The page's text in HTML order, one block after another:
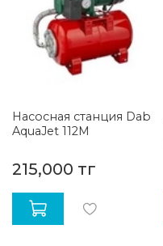
Насосная станция Dab
AquaJet 112M
215,000 тг